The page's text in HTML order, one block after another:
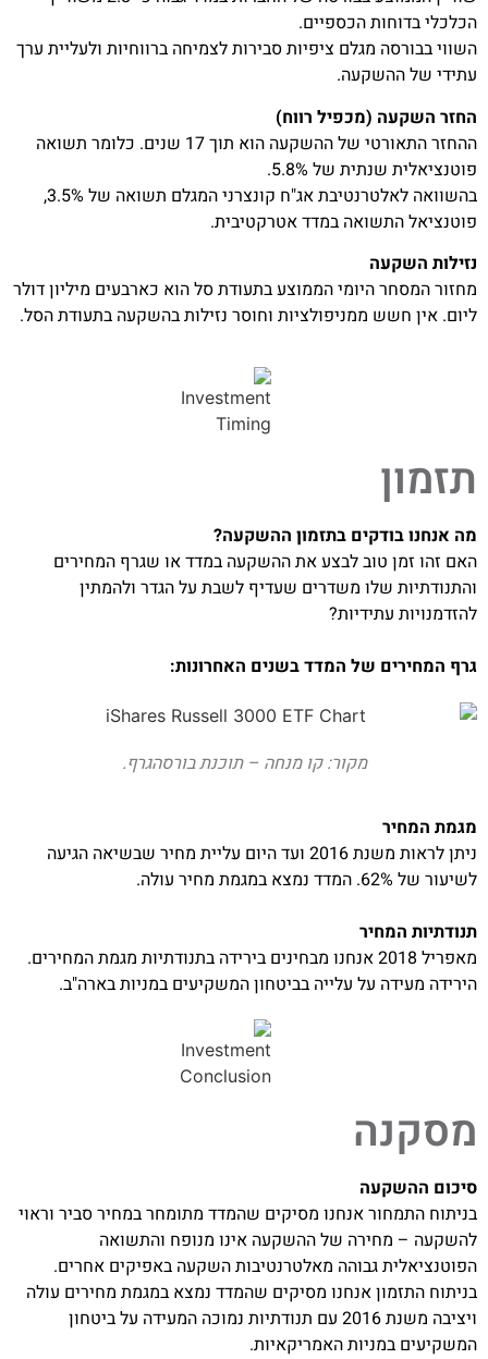
הכלכלי בדוחות הכספיים.
השווי בבורסה מגלם ציפיות סבירות לצמיחה ברווחיות ולעליית ערך
עתידי של ההשקעה.
החזר השקעה (מכפיל רווח)
ההחזר התאורטי של ההשקעה הוא תוך 17 שנים. כלומר תשואה
פוטנציאלית שנתית של 5.8%.
בהשוואה לאלטרנטיבת אג"ח קונצרני המגלם תשואה של 3.5%,
פוטנציאל התשואה במדד אטרקטיבית.
נזילות השקעה
מחזור המסחר היומי הממוצע בתעודת סל הוא כארבעים מיליון דולר
ליום. אין חשש ממניפולציות וחוסר נזילות בהשקעה בתעודת הסל.
תזמון
מה אנחנו בודקים בתזמון ההשקעה?
האם זהו זמן טוב לבצע את ההשקעה במדד או שגרף המחירים
והתנודתיות שלו משדרים שעדיף לשבת על הגדר ולהמתין
להזדמנויות עתידיות?
גרף המחירים של המדד בשנים האחרונות:
מקור: קו מנחה – תוכנת בורסהגרף.
מגמת המחיר
ניתן לראות משנת 2016 ועד היום עליית מחיר שבשיאה הגיעה
לשיעור של 62%. המדד נמצא במגמת מחיר עולה.
תנודתיות המחיר
מאפריל 2018 אנחנו מבחינים בירידה בתנודתיות מגמת המחירים.
הירידה מעידה על עלייה בביטחון המשקיעים במניות בארה"ב.
מסקנה
סיכום ההשקעה
בניתוח התמחור אנחנו מסיקים שהמדד מתומחר במחיר סביר וראוי
להשקעה – מחירה של ההשקעה אינו מנופח והתשואה
הפוטנציאלית גבוהה מאלטרנטיבות השקעה באפיקים אחרים.
בניתוח התזמון אנחנו מסיקים שהמדד נמצא במגמת מחירים עולה
ויציבה משנת 2016 עם תנודתיות נמוכה המעידה על ביטחון
המשקיעים במניות האמריקאיות.